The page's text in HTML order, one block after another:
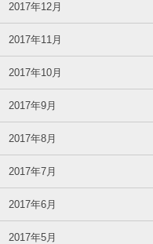
2017年12月
2017年11月
2017年10月
2017年9月
2017年8月
2017年7月
2017年6月
2017年5月